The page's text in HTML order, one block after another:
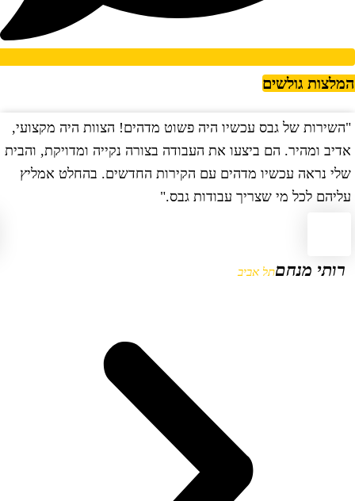
גולשים
"השירות של גבס עכשיו היה פשוט מדהים! הצוות היה מקצועי,
אדיב ומהיר. הם ביצעו את העבודה בצורה נקייה ומדויקת, והבית
שלי נראה עכשיו מדהים עם הקירות החדשים. בהחלט אמליץ
עליהם לכל מי שצריך עבודות גבס."
רותי מנחםתל אביב